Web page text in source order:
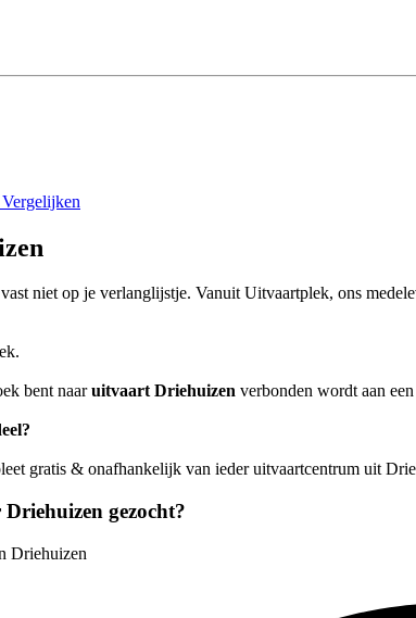
niet op je verlanglijstje. Vanuit Uitvaartplek, ons
bent naaruitvaart Driehuizen verbonden wordt aan
gratis & onafhankelijk van ieder uitvaartcentrum uit
gezocht?
Driehuizen